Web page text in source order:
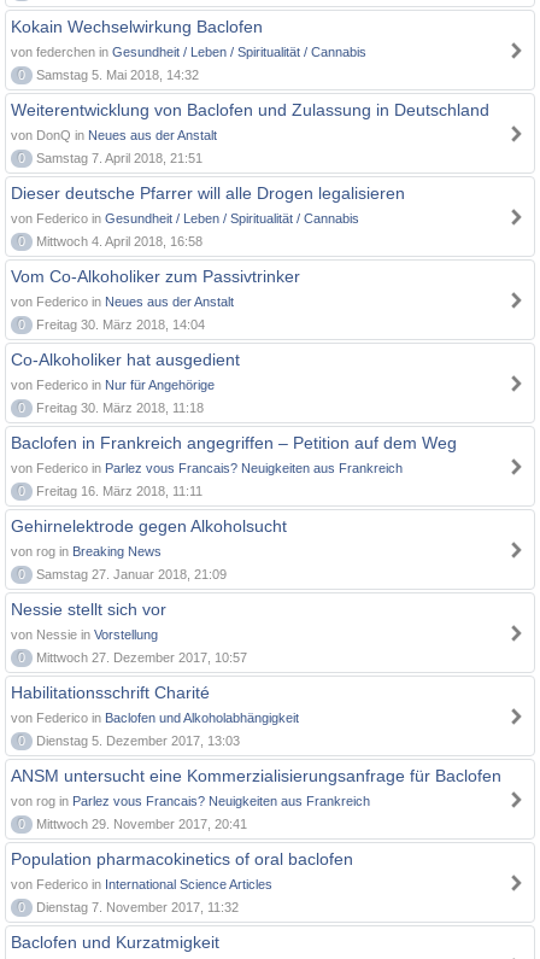
Kokain Wechselwirkung Baclofen
von federchen in Gesundheit / Leben / Spiritualität / Cannabis
0
Samstag 5. Mai 2018, 14:32
Weiterentwicklung von Baclofen und Zulassung in Deutschland
von DonQ in Neues aus der Anstalt
0
Samstag 7. April 2018, 21:51
Dieser deutsche Pfarrer will alle Drogen legalisieren
von Federico in Gesundheit / Leben / Spiritualität / Cannabis
0
Mittwoch 4. April 2018, 16:58
Vom Co-Alkoholiker zum Passivtrinker
von Federico in Neues aus der Anstalt
0
Freitag 30. März 2018, 14:04
Co-Alkoholiker hat ausgedient
von Federico in Nur für Angehörige
0
Freitag 30. März 2018, 11:18
Baclofen in Frankreich angegriffen – Petition auf dem Weg
von Federico in Parlez vous Francais? Neuigkeiten aus Frankreich
0
Freitag 16. März 2018, 11:11
Gehirnelektrode gegen Alkoholsucht
von rog in Breaking News
0
Samstag 27. Januar 2018, 21:09
Nessie stellt sich vor
von Nessie in Vorstellung
0
Mittwoch 27. Dezember 2017, 10:57
Habilitationsschrift Charité
von Federico in Baclofen und Alkoholabhängigkeit
0
Dienstag 5. Dezember 2017, 13:03
ANSM untersucht eine Kommerzialisierungsanfrage für Baclofen
von rog in Parlez vous Francais? Neuigkeiten aus Frankreich
0
Mittwoch 29. November 2017, 20:41
Population pharmacokinetics of oral baclofen
von Federico in International Science Articles
0
Dienstag 7. November 2017, 11:32
Baclofen und Kurzatmigkeit